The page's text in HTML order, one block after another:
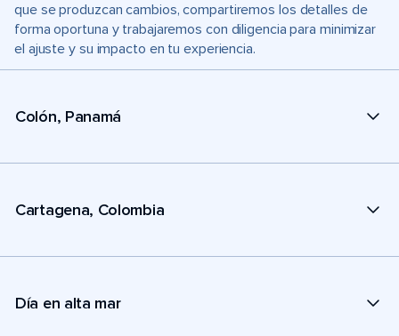
que se produzcan cambios, compartiremos los detalles de
forma oportuna y trabajaremos con diligencia para minimizar
el ajuste y su impacto en tu experiencia.
Colón, Panamá
Cartagena, Colombia
Día en alta mar